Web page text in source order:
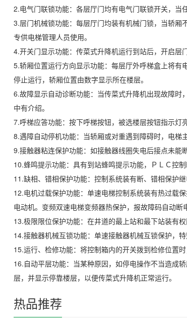
2.电气门联锁功能：各层厅门均有电气门联锁开关，当
3.层门机械锁功能：每层厅门均装有机械门锁，当轿
专供电梯管理人员使用。
4.开关门显示功能：传菜式升降机运行到站后，开启层
5.轿厢位置运行方向显示功能：每层厅外呼梯盒上将
停止运行，轿厢位置由数字显示所在楼层。
6.故障显示自动诊断功能：当传菜式升降机出现故障
中有介绍。
7.呼梯应答功能：按下呼梯按钮，被选楼层按钮指示灯
8.遇障自动停机功能：当轿厢或对重遇到障碍时，电梯
9.接触器粘连保护功能：如接触器线圈失电后接点未能
10.蜂鸣提示功能：具有到站蜂鸣提示功能，ＰＬＣ控制
11.缺相、错相保护功能：控制系统装有断、错相保护
12.电机过载保护功能：单速电梯控制系统装有热过载
电动机。变频双速电梯变频器热保护，报故障码自动断
13.极限限位保护功能：在井道的最上站和最下站装有
14.接触器机械互锁功能：单速接触器机械互锁保护，
15.运行、检修功能：将控制箱内的开关拨到检修位置时
16.自动平层功能：当某种原因，如停电操作不当造成
层，并显示停靠楼层，以便传菜式升降机正常运行。
热品推荐